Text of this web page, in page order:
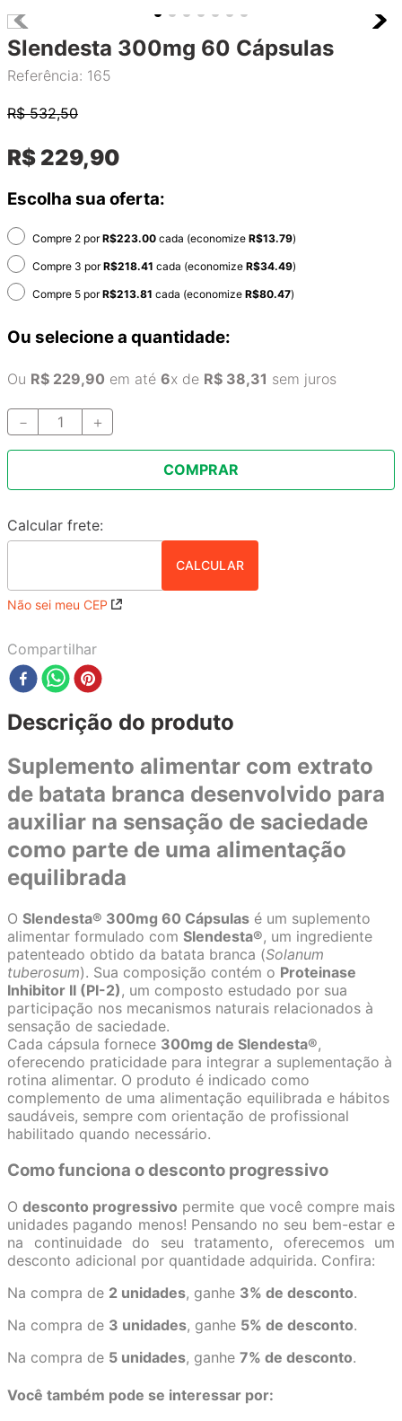
Slendesta 300mg 60 Cápsulas
Referência: 165
R$532,50
R$ 229,90
Escolha sua oferta:
Compre 2 porR$223.00 cada (economize R$13.79)
Compre 3 porR$218.41 cada (economize R$34.49)
Compre 5 porR$213.81 cada (economize R$80.47)
Ou selecione a quantidade:
Ou R$ 229,90 em até 6x de R$ 38,31 sem juros
＋
－
COMPRAR
Não sei meu CEP
Compartilhar
Descrição do produto
Suplemento alimentar com extrato
de batata branca desenvolvido para
auxiliar na sensação de saciedade
como parte de uma alimentação
equilibrada
O Slendesta® 300mg 60 Cápsulas é um suplemento
alimentar formulado com Slendesta®, um ingrediente
patenteado obtido da batata branca (Solanum
tuberosum). Sua composição contém o Proteinase
Inhibitor II (PI-2) , um composto estudado por sua
participação nos mecanismos naturais relacionados à
sensação de saciedade.
Cada cápsula fornece 300mg de Slendesta®,
oferecendo praticidade para integrar a suplementação à
rotina alimentar. O produto é indicado como
complemento de uma alimentação equilibrada e hábitos
saudáveis, sempre com orientação de profissional
habilitado quando necessário.
Como funciona o desconto progressivo
Odesconto progressivo permite que você compre mais
unidades pagando menos! Pensando no seu bem-estar e
na continuidade do seu tratamento, oferecemos um
desconto adicional por quantidade adquirida. Confira:
Na compra de 2 unidades, ganhe 3% de desconto.
Na compra de 3 unidades, ganhe 5% de desconto.
Na compra de 5 unidades, ganhe 7% de desconto.
Você também pode se interessar por: